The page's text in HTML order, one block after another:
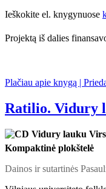
Ieškokite el. knygynuose
Projektą iš dalies
Plačiau apie knygą |
Ratilio. Vidury
Kompaktinė plokštelė
Dainos ir sutartinės